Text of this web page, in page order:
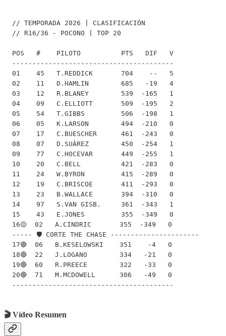
// TEMPORADA 2026 | CLASIFICACIÓN
// R16/36 - POCONO | TOP 20
POS   #    PILOTO          PTS   DIF   V
----------------------------------------
01    45   T.REDDICK       704    --   5
02    11   D.HAMLIN        685   -19   4
03    12   R.BLANEY        539  -165   1
04    09   C.ELLIOTT       509  -195   2
05    54   T.GIBBS         506  -198   1
06    05   K.LARSON        494  -210   0
07    17   C.BUESCHER      461  -243   0
08    07   D.SUÁREZ        450  -254   1
09    77   C.HOCEVAR       449  -255   1
10    20   C.BELL          421  -283   0
11    24   W.BYRON         415  -289   0
12    19   C.BRISCOE       411  -293   0
13    23   B.WALLACE       394  -310   0
14    97   S.VAN GISB.     361  -343   1
15    43   E.JONES         355  -349   0
16🟡  02   A.CINDRIC       355  -349   0
----- 🛡️ CORTE THE CHASE ----------------------
17🔴  06   B.KESELOWSKI    351    -4   0
18🔴  22   J.LOGANO        334   -21   0
19🔴  60   R.PREECE        322   -33   0
20🔴  71   M.MCDOWELL      306   -49   0
----------------------------------------
🎬 Vídeo Resumen